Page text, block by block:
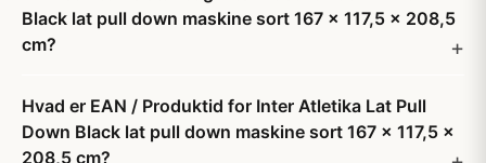
Black lat pull down maskine sort 167 x 117,5 x 208,5
cm?
Hvad er EAN / Produktid for Inter Atletika Lat Pull
Down Black lat pull down maskine sort 167 x 117,5 x
208,5 cm?